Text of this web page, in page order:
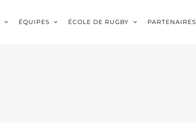
ÉQUIPES ÉCOLE DE RUGBY PARTENAIRES